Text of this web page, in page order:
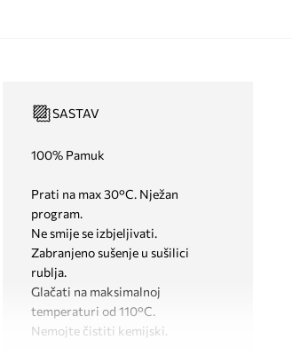
SASTAV
100% Pamuk
Prati na max 30°C. Nježan
program.
Ne smije se izbjeljivati.
Zabranjeno sušenje u sušilici
rublja.
Glačati na maksimalnoj
temperaturi od 110°C.
Nemojte čistiti kemijski.